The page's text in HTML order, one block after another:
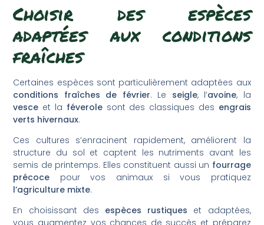
Choisir des espèces
adaptées aux conditions
fraîches
Certaines espèces sont particulièrement adaptées aux
conditions fraîches de février. Le seigle, l’avoine, la
vesce et la féverolesont des classiques des engrais
verts hivernaux.
Ces cultures s’enracinent rapidement, améliorent la
structure du sol et captent les nutriments avant les
semis de printemps. Elles constituent aussi un fourrage
précoce pour vos animaux si vous pratiquez
l’agriculture mixte.
En choisissant des espèces rustiques et adaptées,